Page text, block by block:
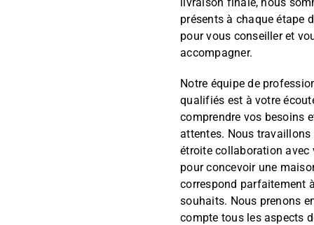
présents à chaque étape
pour vous conseiller et
accompagner.
Notre équipe de
qualifiés est à votre
comprendre vos besoins
attentes. Nous travaillons
étroite collaboration avec
pour concevoir une
correspond parfaitement
souhaits. Nous prenons
compte tous les aspects